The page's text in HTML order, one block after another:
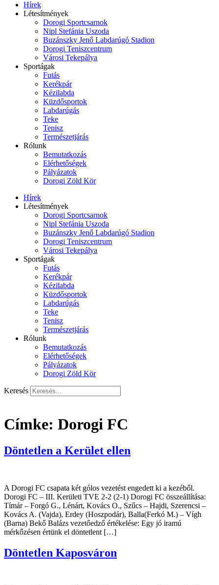
Hírek
Létesítmények
Dorogi Sportcsarnok
Nipl Stefánia Uszoda
Buzánszky Jenő Labdarúgó Stadion
Dorogi Teniszcentrum
Városi Tekepálya
Sportágak
Futás
Kerékpár
Kézilabda
Küzdősportok
Labdarúgás
Teke
Tenisz
Természetjárás
Rólunk
Bemutatkozás
Elérhetőségek
Pályázatok
Dorogi Zöld Kör
Hírek
Létesítmények
Dorogi Sportcsarnok
Nipl Stefánia Uszoda
Buzánszky Jenő Labdarúgó Stadion
Dorogi Teniszcentrum
Városi Tekepálya
Sportágak
Futás
Kerékpár
Kézilabda
Küzdősportok
Labdarúgás
Teke
Tenisz
Természetjárás
Rólunk
Bemutatkozás
Elérhetőségek
Pályázatok
Dorogi Zöld Kör
Keresés
Címke: Dorogi FC
Döntetlen a Kerület ellen
A Dorogi FC csapata két gólos vezetést engedett ki a kezéből.
Dorogi FC – III. Kerületi TVE 2-2 (2-1) Dorogi FC összeállítása:
Tímár – Forgó G., Lénárt, Kovács O., Szűcs – Hajdi, Szerencsi –
Kovács A. (Vajda), Erdey (Hoszpodár), Balla(Ferkó M.) – Vígh
(Barna) Bekő Balázs vezetőedző értékelése: Egy jó iramú
mérkőzésen értünk el döntetlent […]
Döntetlen Kaposváron